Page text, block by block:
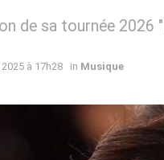
de sa tournée 2026
à 17h28 in Musique